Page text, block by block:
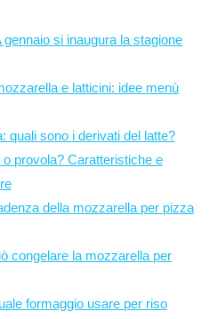
gennaio si inaugura la stagione
e latticini: idee menù
quali sono i derivati del latte?
provola? Caratteristiche e
della mozzarella per pizza
congelare la mozzarella per
formaggio usare per riso